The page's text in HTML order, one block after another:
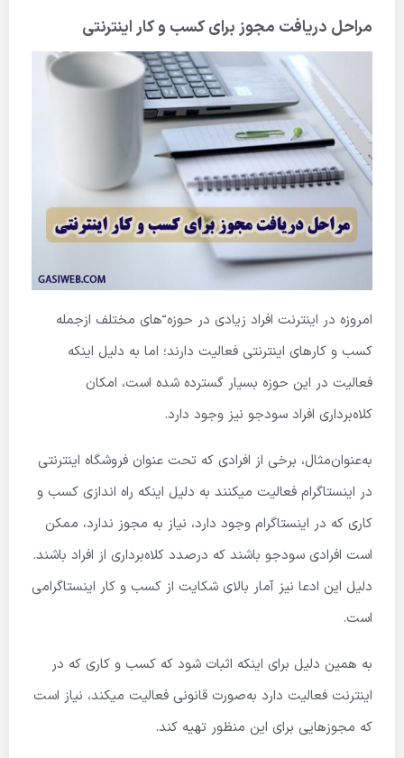
مراحل دریافت مجوز برای کسب و کار اینترنتی
امروزه در اینترنت افراد زیادی در حوزه­ ّهای مختلف ازجمله
کسب و کارهای اینترنتی فعالیت دارند؛ اما به دلیل اینکه
فعالیت در این حوزه بسیار گسترده شده است، امکان
کلاه‌برداری افراد سودجو نیز وجود دارد.
به‌عنوان‌مثال، برخی از افرادی که تحت عنوان فروشگاه اینترنتی
در اینستاگرام فعالیت میکنند به دلیل اینکه راه اندازی کسب و
کاری که در اینستاگرام وجود دارد، نیاز به مجوز ندارد، ممکن
است افرادی سودجو باشند که درصدد کلاه‌برداری از افراد باشند.
دلیل این ادعا نیز آمار بالای شکایت از کسب و کار اینستاگرامی
است.
به همین دلیل برای اینکه اثبات شود که کسب و کاری که در
اینترنت فعالیت دارد به‌صورت قانونی فعالیت میکند، نیاز است
که مجوزهایی برای این منظور تهیه کند.